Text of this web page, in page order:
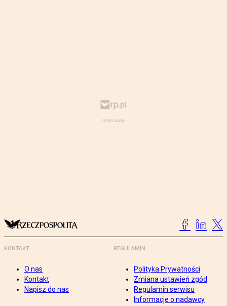
KONTAKT
O nas
Kontakt
Napisz do nas
REGULAMIN
Polityka Prywatności
Zmiana ustawień zgód
Regulamin serwisu
Informacje o nadawcy